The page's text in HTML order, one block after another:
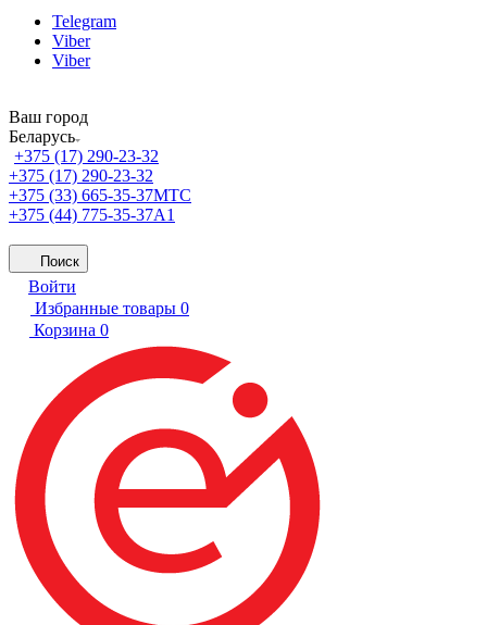
Telegram
Viber
Viber
Ваш город
Беларусь
+375 (17) 290-23-32
+375 (17) 290-23-32
+375 (33) 665-35-37МТС
+375 (44) 775-35-37А1
Поиск
Войти
Избранные товары 0
Корзина 0